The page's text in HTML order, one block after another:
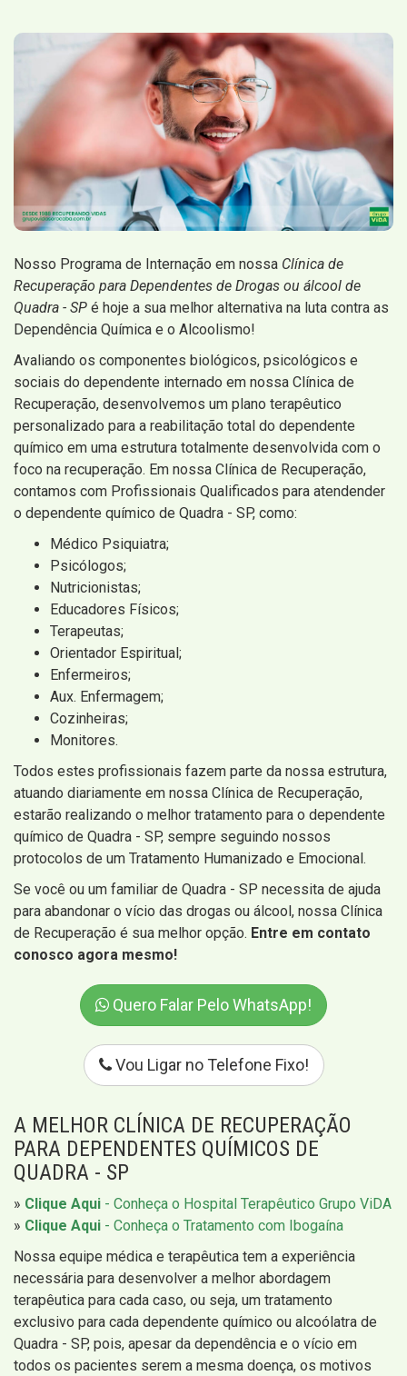
Nosso Programa de Internação em nossa Clínica de
Recuperação para Dependentes de Drogas ou álcool de
Quadra - SP é hoje a sua melhor alternativa na luta contra as
Dependência Química e o Alcoolismo!
Avaliando os componentes biológicos, psicológicos e
sociais do dependente internado em nossa Clínica de
Recuperação, desenvolvemos um plano terapêutico
personalizado para a reabilitação total do dependente
químico em uma estrutura totalmente desenvolvida com o
foco na recuperação. Em nossa Clínica de Recuperação,
contamos com Profissionais Qualificados para atendender
o dependente químico de Quadra - SP, como:
Médico Psiquiatra;
Psicólogos;
Nutricionistas;
Educadores Físicos;
Terapeutas;
Orientador Espiritual;
Enfermeiros;
Aux. Enfermagem;
Cozinheiras;
Monitores.
Todos estes profissionais fazem parte da nossa estrutura,
atuando diariamente em nossa Clínica de Recuperação,
estarão realizando o melhor tratamento para o dependente
químico de Quadra - SP, sempre seguindo nossos
protocolos de um Tratamento Humanizado e Emocional.
Se você ou um familiar de Quadra - SP necessita de ajuda
para abandonar o vício das drogas ou álcool, nossa Clínica
de Recuperação é sua melhor opção. Entre em contato
conosco agora mesmo!
Quero Falar Pelo WhatsApp!
Vou Ligar no Telefone Fixo!
A MELHOR CLÍNICA DE RECUPERAÇÃO
PARA DEPENDENTES QUÍMICOS DE
QUADRA - SP
» Clique Aqui - Conheça o Hospital Terapêutico Grupo ViDA
» Clique Aqui - Conheça o Tratamento com Ibogaína
Nossa equipe médica e terapêutica tem a experiência
necessária para desenvolver a melhor abordagem
terapêutica para cada caso, ou seja, um tratamento
exclusivo para cada dependente químico ou alcoólatra de
Quadra - SP, pois, apesar da dependência e o vício em
todos os pacientes serem a mesma doença, os motivos